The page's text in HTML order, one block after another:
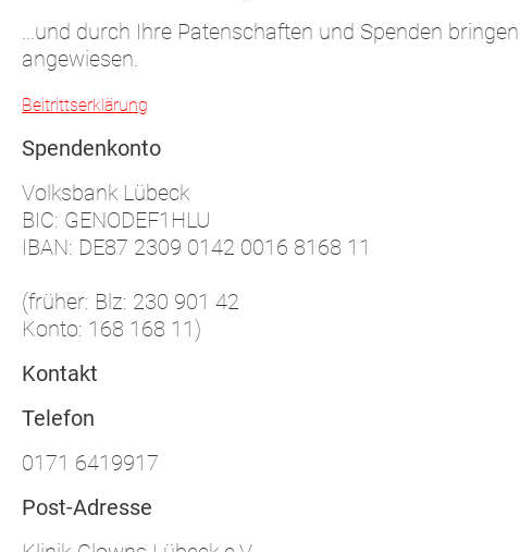
...und durch Ihre Patenschaften und Spenden
angewiesen.
Beitrittserklärung
Spendenkonto
Volksbank Lübeck
BIC: GENODEF1HLU
IBAN: DE87 2309 0142 0016 8168 11
(früher: Blz: 230 901 42
Konto: 168 168 11)
Kontakt
Telefon
0171 6419917
Post-Adresse